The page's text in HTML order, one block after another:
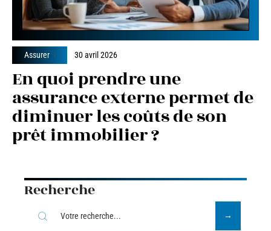
Assurer 30 avril 2026
En quoi prendre une
assurance externe permet de
diminuer les coûts de son
prêt immobilier ?
Recherche